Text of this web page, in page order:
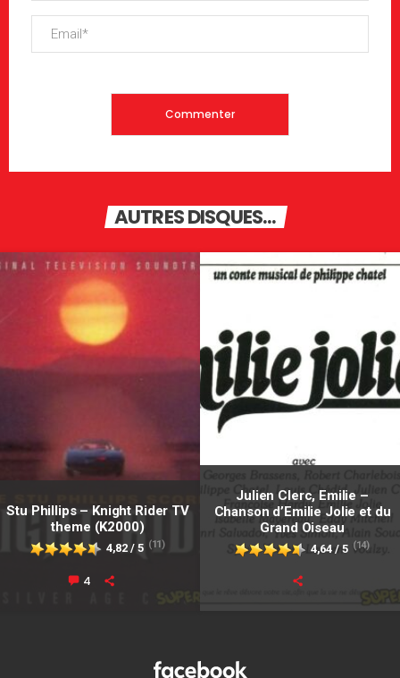
AUTRES DISQUES...
Stu Phillips – Knight Rider TV
theme (K2000)
4,82 / 5 (11)
4
Julien Clerc, Emilie –
Chanson d’Emilie Jolie et du
Grand Oiseau
4,64 / 5 (14)